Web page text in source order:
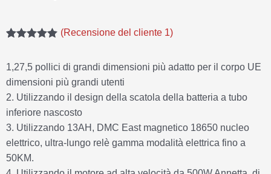
base alla
valutazione
dei clienti
(Recensione del cliente 1)
1,27,5 pollici di grandi dimensioni più adatto per il corpo UE
dimensioni più grandi utenti
2. Utilizzando il design della scatola della batteria a tubo
inferiore nascosto
3. Utilizzando 13AH, DMC East magnetico 18650 nucleo
elettrico, ultra-lungo relè gamma modalità elettrica fino a
50KM.